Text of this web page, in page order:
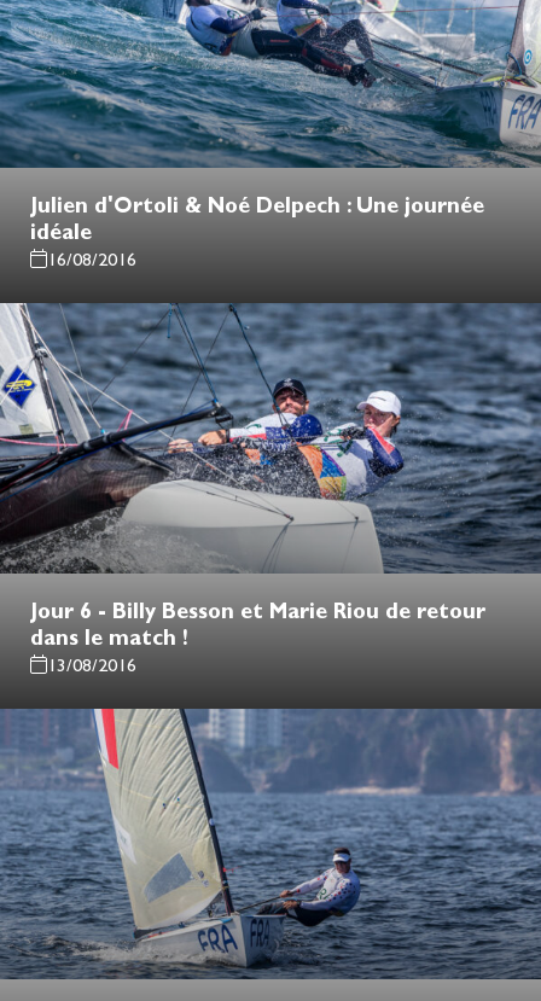
Julien d'Ortoli & Noé Delpech : Une journée
idéale
16/08/2016
Jour 6 - Billy Besson et Marie Riou de retour
dans le match !
13/08/2016